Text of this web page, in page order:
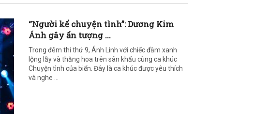
“Người kể chuyện tình”: Dương Kim
Ánh gây ấn tượng ...
Trong đêm thi thứ 9, Ánh Linh với chiếc đầm xanh
lộng lẫy và thăng hoa trên sân khấu cùng ca khúc
Chuyện tình của biển. Đây là ca khúc được yêu thích
và nghe ...